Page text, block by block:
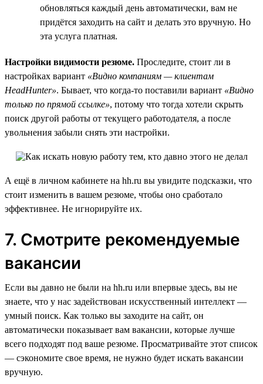
обновляться каждый день автоматически, вам не
придётся заходить на сайт и делать это вручную. Но
эта услуга платная.
Настройки видимости резюме. Проследите, стоит ли в
настройках вариант «Видно компаниям — клиентам
HeadHunter». Бывает, что когда-то поставили вариант «Видно
только по прямой ссылке», потому что тогда хотели скрыть
поиск другой работы от текущего работодателя, а после
увольнения забыли снять эти настройки.
А ещё в личном кабинете на hh.ru вы увидите подсказки, что
стоит изменить в вашем резюме, чтобы оно сработало
эффективнее. Не игнорируйте их.
7. Смотрите рекомендуемые
вакансии
Если вы давно не были на hh.ru или впервые здесь, вы не
знаете, что у нас задействован искусственный интеллект —
умный поиск. Как только вы заходите на сайт, он
автоматически показывает вам вакансии, которые лучше
всего подходят под ваше резюме. Просматривайте этот список
— сэкономите свое время, не нужно будет искать вакансии
вручную.